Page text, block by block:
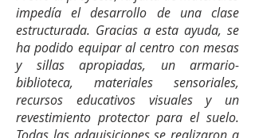
impedía el desarrollo de una clase
estructurada. Gracias a esta ayuda, se
ha podido equipar al centro con mesas
y sillas apropiadas, un armario-
biblioteca, materiales sensoriales,
recursos educativos visuales y un
revestimiento protector para el suelo.